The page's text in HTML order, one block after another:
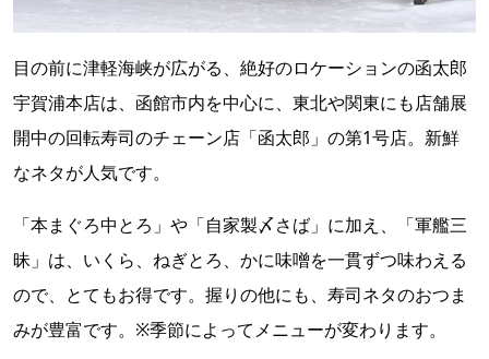
目の前に津軽海峡が広がる、絶好のロケーションの函太郎
宇賀浦本店は、函館市内を中心に、東北や関東にも店舗展
開中の回転寿司のチェーン店「函太郎」の第1号店。新鮮
なネタが人気です。
「本まぐろ中とろ」や「自家製〆さば」に加え、「軍艦三
昧」は、いくら、ねぎとろ、かに味噌を一貫ずつ味わえる
ので、とてもお得です。握りの他にも、寿司ネタのおつま
みが豊富です。※季節によってメニューが変わります。